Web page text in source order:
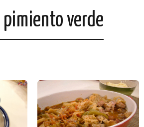
pimiento verde